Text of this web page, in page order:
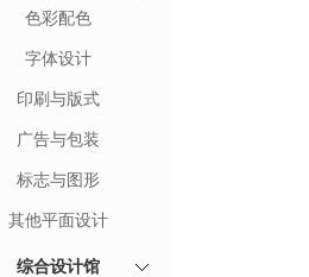
色彩配色
字体设计
印刷与版式
广告与包装
标志与图形
其他平面设计
综合设计馆